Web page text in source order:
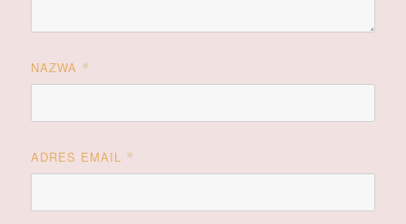
NAZWA *
ADRES EMAIL *